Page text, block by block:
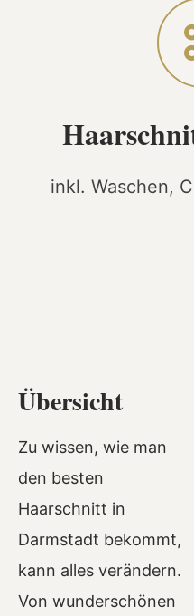
inkl. Waschen,
Übersicht
Zu wissen, wie man
den besten
Haarschnitt in
Darmstadt bekommt,
kann alles verändern.
Von wunderschönen